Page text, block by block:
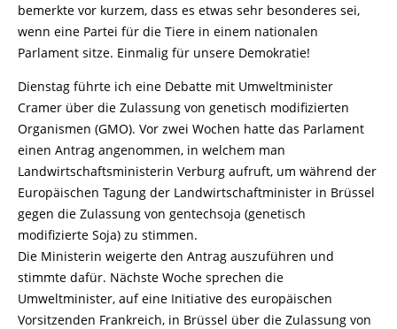
bemerkte vor kurzem, dass es etwas sehr besonderes sei,
wenn eine Partei für die Tiere in einem nationalen
Parlament sitze. Einmalig für unsere Demokratie!
Dienstag führte ich eine Debatte mit Umweltminister
Cramer über die Zulassung von genetisch modifizierten
Organismen (GMO). Vor zwei Wochen hatte das Parlament
einen Antrag angenommen, in welchem man
Landwirtschaftsministerin Verburg aufruft, um während der
Europäischen Tagung der Landwirtschaftminister in Brüssel
gegen die Zulassung von gentechsoja (genetisch
modifizierte Soja) zu stimmen.
Die Ministerin weigerte den Antrag auszuführen und
stimmte dafür. Nächste Woche sprechen die
Umweltminister, auf eine Initiative des europäischen
Vorsitzenden Frankreich, in Brüssel über die Zulassung von